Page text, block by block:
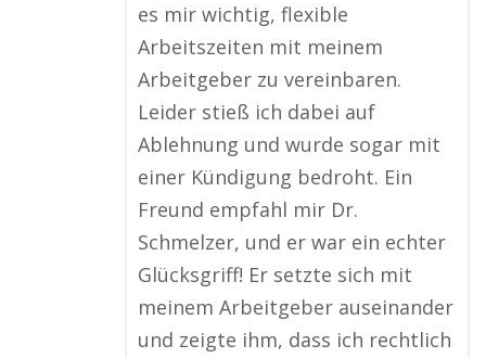
es mir wichtig, flexible
Arbeitszeiten mit meinem
Arbeitgeber zu vereinbaren.
Leider stieß ich dabei auf
Ablehnung und wurde sogar mit
einer Kündigung bedroht. Ein
Freund empfahl mir Dr.
Schmelzer, und er war ein echter
Glücksgriff! Er setzte sich mit
meinem Arbeitgeber auseinander
und zeigte ihm, dass ich rechtlich